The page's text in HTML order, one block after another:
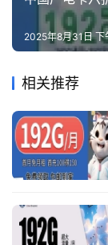
2025年8月31日 下
相关推荐